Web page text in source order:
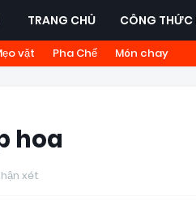
TRANG CHỦ CÔNG THỨC
vặt Pha Chế Món chay
hoa
xét